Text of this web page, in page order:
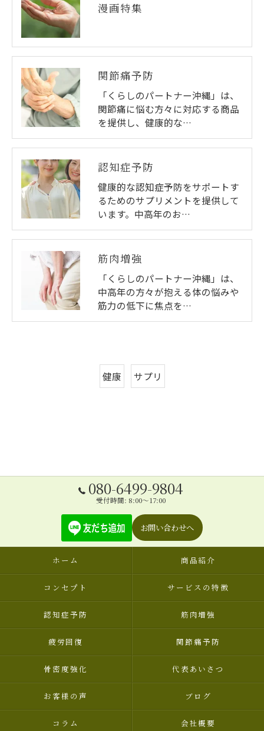
漫画特集
関節痛予防
「くらしのパートナー沖縄」は、
関節痛に悩む方々に対応する商品
を提供し、健康的な…
認知症予防
健康的な認知症予防をサポートす
るためのサプリメントを提供して
います。中高年のお…
筋肉増強
「くらしのパートナー沖縄」は、
中高年の方々が抱える体の悩みや
筋力の低下に焦点を…
健康 サプリ
080-6499-9804
受付時間: 8:00～17:00
お問い合わせへ
ホーム 商品紹介
コンセプト サービスの特徴
認知症予防 筋肉増強
疲労回復 関節痛予防
骨密度強化 代表あいさつ
お客様の声 ブログ
コラム 会社概要